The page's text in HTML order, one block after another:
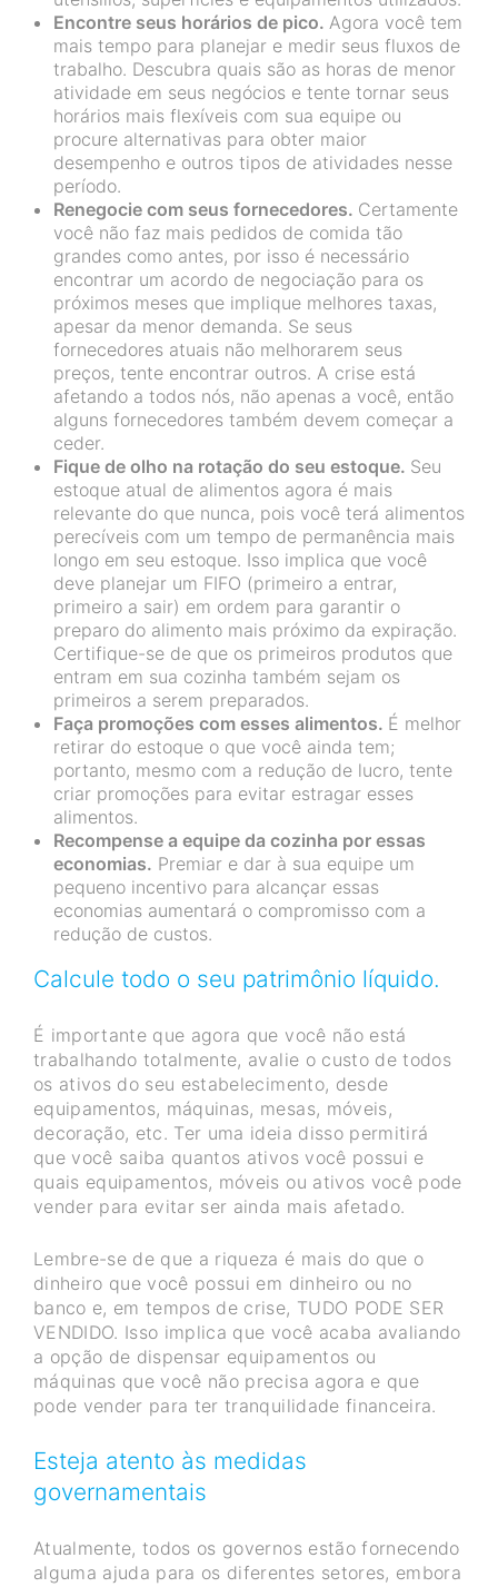
Encontre seus horários de pico. Agora você tem
mais tempo para planejar e medir seus fluxos de
trabalho. Descubra quais são as horas de menor
atividade em seus negócios e tente tornar seus
horários mais flexíveis com sua equipe ou
procure alternativas para obter maior
desempenho e outros tipos de atividades nesse
período.
Renegocie com seus fornecedores. Certamente
você não faz mais pedidos de comida tão
grandes como antes, por isso é necessário
encontrar um acordo de negociação para os
próximos meses que implique melhores taxas,
apesar da menor demanda. Se seus
fornecedores atuais não melhorarem seus
preços, tente encontrar outros. A crise está
afetando a todos nós, não apenas a você, então
alguns fornecedores também devem começar a
ceder.
Fique de olho na rotação do seu estoque. Seu
estoque atual de alimentos agora é mais
relevante do que nunca, pois você terá alimentos
perecíveis com um tempo de permanência mais
longo em seu estoque. Isso implica que você
deve planejar um FIFO (primeiro a entrar,
primeiro a sair) em ordem para garantir o
preparo do alimento mais próximo da expiração.
Certifique-se de que os primeiros produtos que
entram em sua cozinha também sejam os
primeiros a serem preparados.
Faça promoções com esses alimentos. É melhor
retirar do estoque o que você ainda tem;
portanto, mesmo com a redução de lucro, tente
criar promoções para evitar estragar esses
alimentos.
Recompense a equipe da cozinha por essas
economias. Premiar e dar à sua equipe um
pequeno incentivo para alcançar essas
economias aumentará o compromisso com a
redução de custos.
Calcule todo o seu patrimônio líquido.
É importante que agora que você não está
trabalhando totalmente, avalie o custo de todos
os ativos do seu estabelecimento, desde
equipamentos, máquinas, mesas, móveis,
decoração, etc. Ter uma ideia disso permitirá
que você saiba quantos ativos você possui e
quais equipamentos, móveis ou ativos você pode
vender para evitar ser ainda mais afetado.
Lembre-se de que a riqueza é mais do que o
dinheiro que você possui em dinheiro ou no
banco e, em tempos de crise, TUDO PODE SER
VENDIDO. Isso implica que você acaba avaliando
a opção de dispensar equipamentos ou
máquinas que você não precisa agora e que
pode vender para ter tranquilidade financeira.
Esteja atento às medidas
governamentais
Atualmente, todos os governos estão fornecendo
alguma ajuda para os diferentes setores, embora